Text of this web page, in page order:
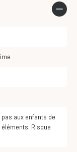
Mime
Risque